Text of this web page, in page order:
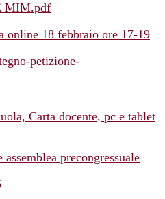
MIM.pdf
online 18 febbraio ore 17-19
petizione-
Carta docente, pc e tablet
precongressuale